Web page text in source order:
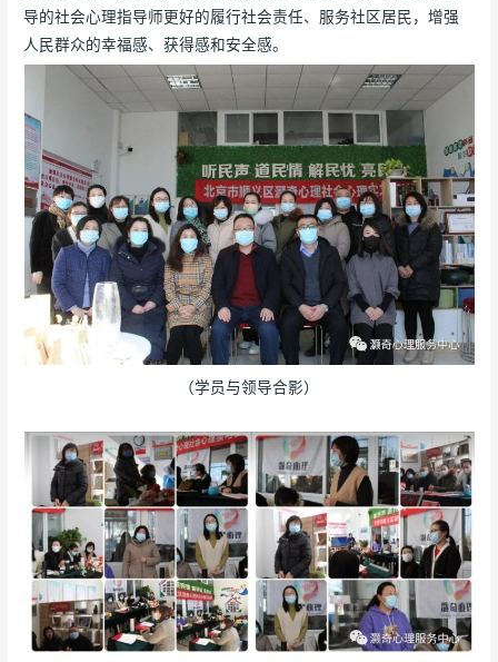
导的社会心理指导师更好的履行社会责任、服务社区居民，增强
人民群众的幸福感、获得感和安全感。
（学员与领导合影）